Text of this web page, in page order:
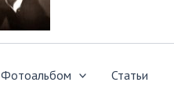
Фотоальбом Статьи